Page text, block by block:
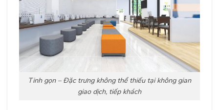
Tinh gọn – Đặc trưng không thể thiếu tại không gian
giao dịch, tiếp khách